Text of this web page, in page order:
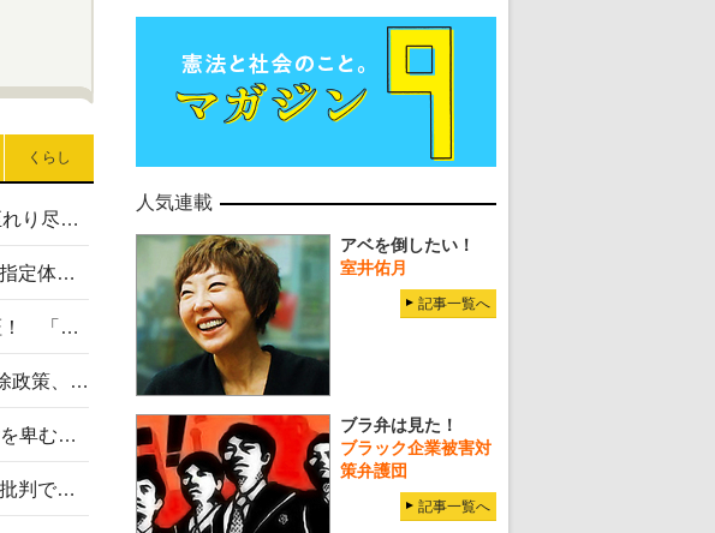
くらし
高市首相の熊本地震避難所視察は北朝鮮並みのプロパガンダだった！「至れり尽くせり」の選ばれた避難所の一方で実態は…
〈#ミサイルよりクーラーを〉は正当な批判だ！ 歴代自民党政権が避難所指定体育館へのエアコン設置を遅らせてきた客観的事実
高市首相の「休んでない」「寝てない」アピールは本当なのか 徹底検証！ 「資料読み込み」「アイロンがけ」も矛盾だらけ…
相模原事件から10年──植松死刑囚の優生思想と、安倍政権の障がい者排除政策、右派勢力の差別主義との関係を改めて問う
“男系男子の皇位継承”は明治期の創作！ 旧皇室典範策定時に「男を尊び女を卑むの慣習、人民の脳髄」とトンデモ論で女性天皇を否定
山里亮太が『DayDay.』で国会前の高市批判デモを「政策への反対や政権批判でない」と捻じ曲げ解説 デモ参加者から批判殺到
人気連載
アベを倒したい！
室井佑月
記事一覧へ
ブラ弁は見た！
ブラック企業被害対
策弁護団
記事一覧へ